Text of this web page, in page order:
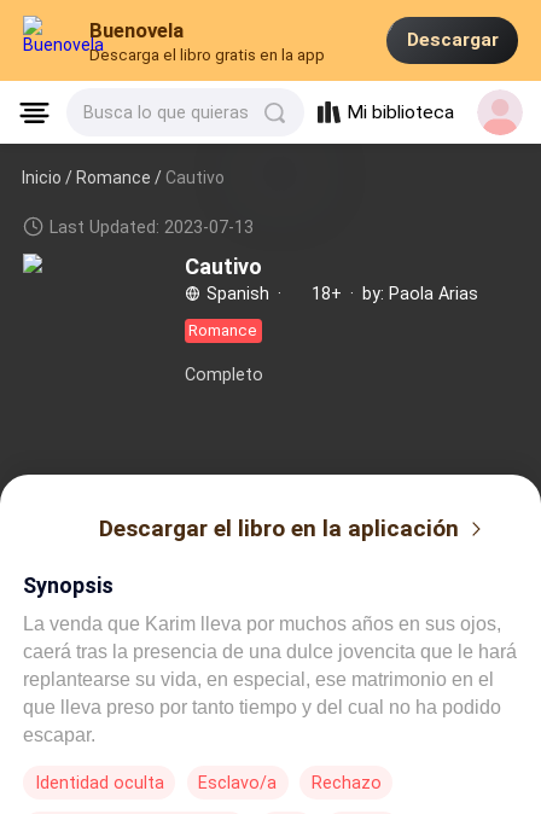
Buenovela
Descarga el libro gratis en la app
Descargar
Busca lo que quieras Mi biblioteca
Inicio /Romance / Cautivo
Last Updated: 2023-07-13
Cautivo
Spanish · 18+ · by: Paola Arias
Romance
Completo
Descargar el libro en la aplicación
Synopsis
La venda que Karim lleva por muchos años en sus ojos,
caerá tras la presencia de una dulce jovencita que le hará
replantearse su vida, en especial, ese matrimonio en el
que lleva preso por tanto tiempo y del cual no ha podido
escapar.
Identidad oculta Esclavo/a Rechazo